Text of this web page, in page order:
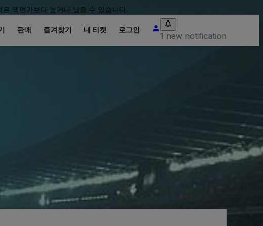
액면가보다 높거나 낮을 수 있습니다.
판매 즐겨찾기 내 티켓 로그인
1 new notification